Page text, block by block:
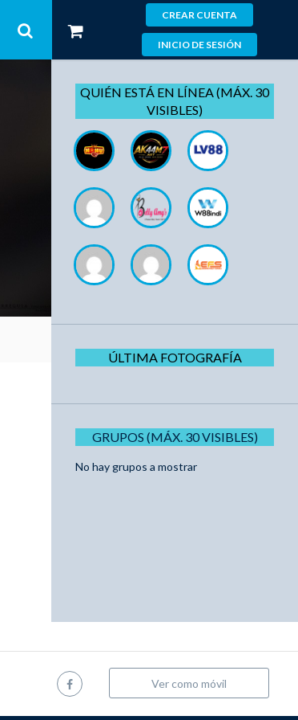
CREAR CUENTA
INICIO DE SESIÓN
QUIÉN ESTÁ EN LÍNEA (MÁX. 30
VISIBLES)
ÚLTIMA FOTOGRAFÍA
GRUPOS (MÁX. 30 VISIBLES)
No hay grupos a mostrar